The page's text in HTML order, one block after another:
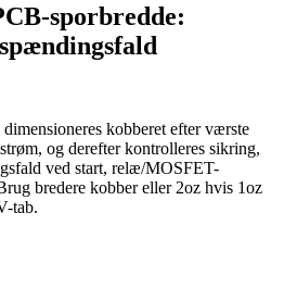
sporbredde:
kobberet efter værste
og derefter kontrolleres sikring,
ved start, relæ/MOSFET-
bredere kobber eller 2oz hvis 1oz
tab.